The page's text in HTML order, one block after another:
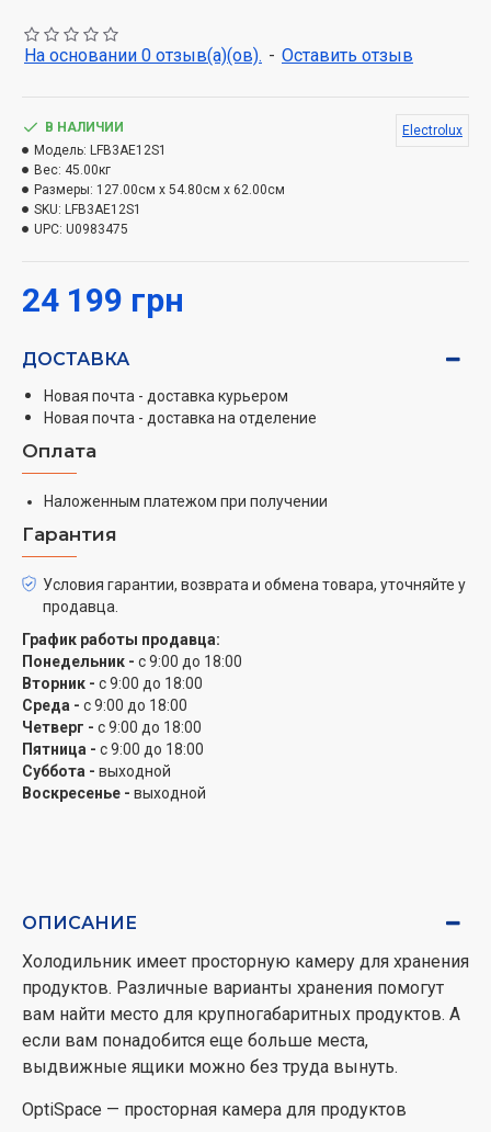
выдвижные ящики можно без труда вынуть.
Холодильник с OptiSpace предоставляет множество
вариантов хранения как наверху, так и между
полками. А если вам понадобится еще больше места,
выдвижные ящики можно без труда вынуть.
Замораживание внутри холодильника в отделении
Морозильное отделение с классом «4 звезды»
-18ºC. Эффективное замораживание прямо внутри
холодильника.
На основании 0 отзыв(а)(ов). - Оставить отзыв
24 199 грн
В НАЛИЧИИ
Модель: LFB3AE12S1
Вес: 45.00кг
Размеры: 127.00см x 54.80см x 62.00см
SKU: LFB3AE12S1
UPC: U0983475
Electrolux
ДОСТАВКА
Новая почта - доставка курьером
Новая почта - доставка на отделение
Оплата
Наложенным платежом при получении
Гарантия
Условия гарантии, возврата и обмена товара, уточняйте у
продавца.
График работы продавца:
Понедельник - с 9:00 до 18:00
Вторник - с 9:00 до 18:00
Среда - с 9:00 до 18:00
Четверг - с 9:00 до 18:00
Пятница - с 9:00 до 18:00
Суббота - выходной
Воскресенье - выходной
ОПИСАНИЕ
Холодильник имеет просторную камеру для хранения
продуктов. Различные варианты хранения помогут
вам найти место для крупногабаритных продуктов. А
если вам понадобится еще больше места,
выдвижные ящики можно без труда вынуть.
OptiSpace — просторная камера для продуктов